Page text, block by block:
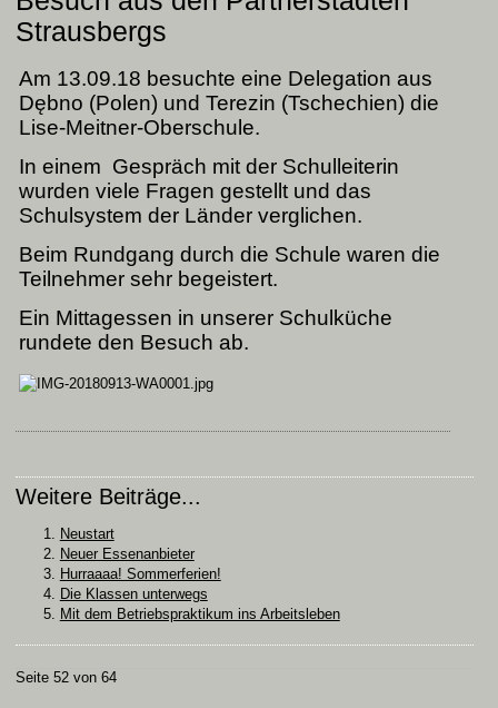
Strausbergs
Am 13.09.18 besuchte eine Delegation aus
Dębno (Polen) und Terezin (Tschechien) die
Lise-Meitner-Oberschule.
In einem Gespräch mit der Schulleiterin
wurden viele Fragen gestellt und das
Schulsystem der Länder verglichen.
Beim Rundgang durch die Schule waren die
Teilnehmer sehr begeistert.
Ein Mittagessen in unserer Schulküche
rundete den Besuch ab.
Weitere Beiträge...
Neustart
Neuer Essenanbieter
Hurraaaa! Sommerferien!
Die Klassen unterwegs
Mit dem Betriebspraktikum ins Arbeitsleben
Seite 52 von 64